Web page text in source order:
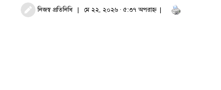
নিজস্ব প্রতিনিধি মে ২২, ২০২৬ · ৫:৩৭ অপরাহ্ণ